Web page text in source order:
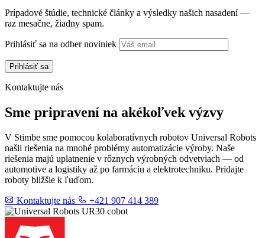
Prípadové štúdie, technické články a výsledky našich nasadení —
raz mesačne, žiadny spam.
Prihlásiť sa na odber noviniek
Kontaktujte nás
Sme pripravení na akékoľvek výzvy
V Stimbe sme pomocou kolaboratívnych robotov Universal Robots
našli riešenia na mnohé problémy automatizácie výroby. Naše
riešenia majú uplatnenie v rôznych výrobných odvetviach — od
automotive a logistiky až po farmáciu a elektrotechniku. Pridajte
roboty bližšie k ľuďom.
Kontaktujte nás +421 907 414 389